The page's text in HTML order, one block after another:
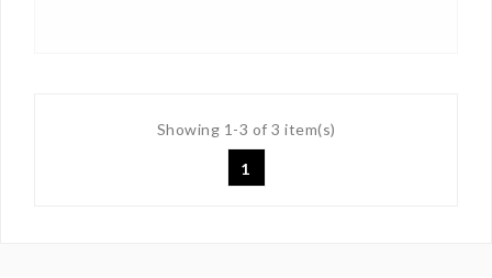
Showing 1-3 of 3 item(s)
1